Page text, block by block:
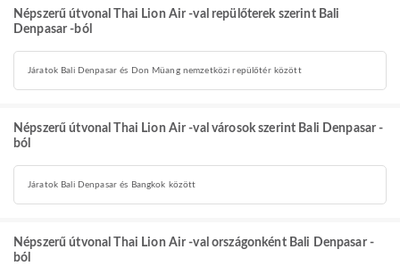
Népszerű útvonal Thai Lion Air -val repülőterek szerint Bali
Denpasar -ból
Járatok Bali Denpasar és Don Müang nemzetközi repülőtér között
Népszerű útvonal Thai Lion Air -val városok szerint Bali Denpasar -
ból
Járatok Bali Denpasar és Bangkok között
Népszerű útvonal Thai Lion Air -val országonként Bali Denpasar -
ból